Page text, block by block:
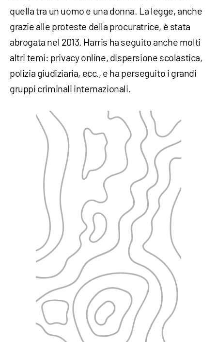
quella tra un uomo e una donna. La legge, anche
grazie alle proteste della procuratrice, è stata
abrogata nel 2013. Harris ha seguito anche molti
altri temi: privacy online, dispersione scolastica,
polizia giudiziaria, ecc., e ha perseguito i grandi
gruppi criminali internazionali.